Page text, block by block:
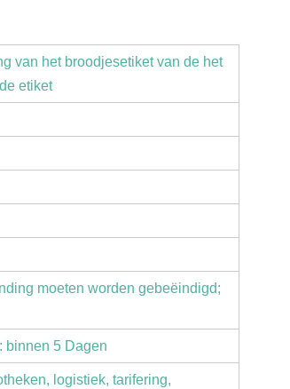
van het broodjesetiket van de het
etiket
moeten worden gebeëindigd;
binnen 5 Dagen
logistiek, tarifering,